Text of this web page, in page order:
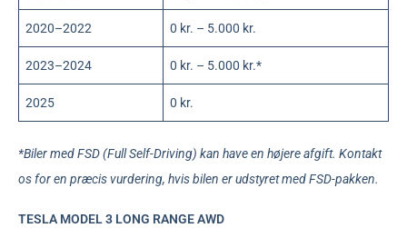
2020–2022 0 kr. – 5.000 kr.
2023–2024 0 kr. – 5.000 kr.*
2025 0 kr.
*Biler med FSD (Full Self-Driving) kan have en højere afgift. Kontakt
os for en præcis vurdering, hvis bilen er udstyret med FSD-pakken.
TESLA MODEL 3 LONG RANGE AWD